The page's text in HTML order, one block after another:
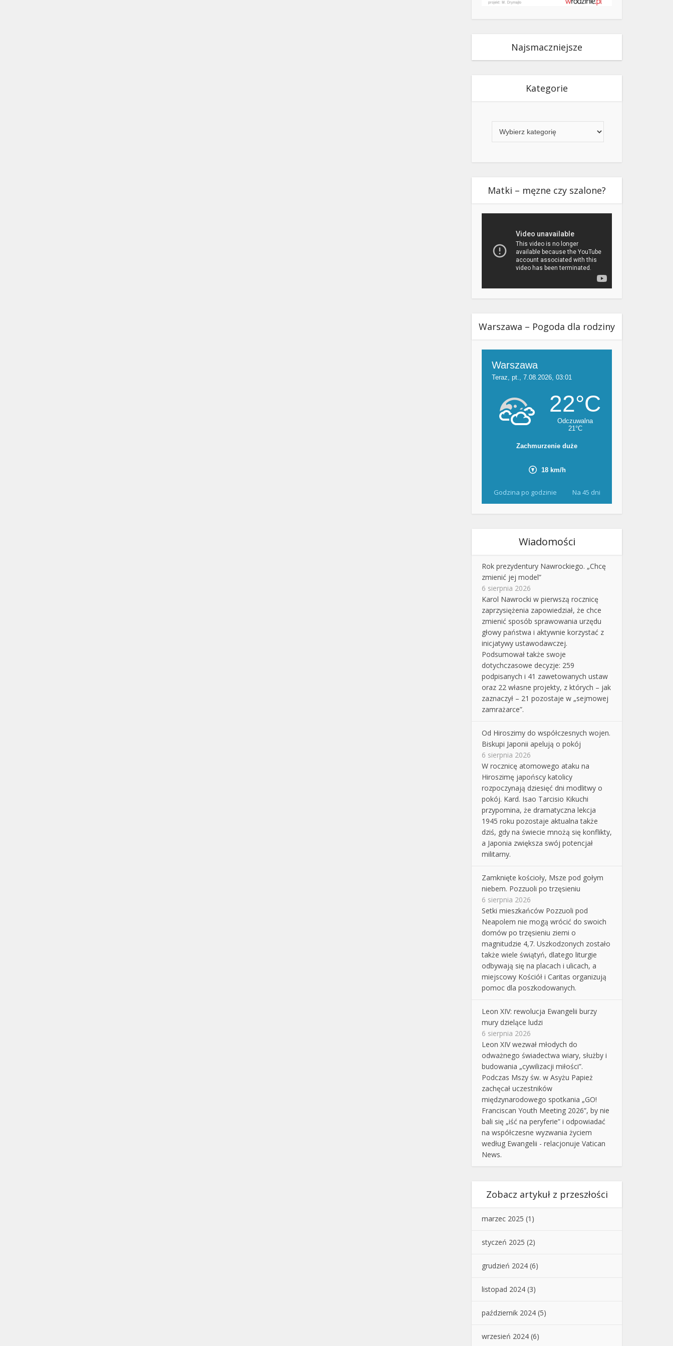
Najsmaczniejsze
Kategorie
Matki – męzne czy szalone?
Warszawa – Pogoda dla rodziny
Godzina po godzinie Na 45 dni
Wiadomości
Rok prezydentury Nawrockiego. „Chcę
zmienić jej model”
6 sierpnia 2026
Karol Nawrocki w pierwszą rocznicę
zaprzysiężenia zapowiedział, że chce
zmienić sposób sprawowania urzędu
głowy państwa i aktywnie korzystać z
inicjatywy ustawodawczej.
Podsumował także swoje
dotychczasowe decyzje: 259
podpisanych i 41 zawetowanych ustaw
oraz 22 własne projekty, z których – jak
zaznaczył – 21 pozostaje w „sejmowej
zamrażarce”.
Od Hiroszimy do współczesnych wojen.
Biskupi Japonii apelują o pokój
6 sierpnia 2026
W rocznicę atomowego ataku na
Hiroszimę japońscy katolicy
rozpoczynają dziesięć dni modlitwy o
pokój. Kard. Isao Tarcisio Kikuchi
przypomina, że dramatyczna lekcja
1945 roku pozostaje aktualna także
dziś, gdy na świecie mnożą się konflikty,
a Japonia zwiększa swój potencjał
militarny.
Zamknięte kościoły, Msze pod gołym
niebem. Pozzuoli po trzęsieniu
6 sierpnia 2026
Setki mieszkańców Pozzuoli pod
Neapolem nie mogą wrócić do swoich
domów po trzęsieniu ziemi o
magnitudzie 4,7. Uszkodzonych zostało
także wiele świątyń, dlatego liturgie
odbywają się na placach i ulicach, a
miejscowy Kościół i Caritas organizują
pomoc dla poszkodowanych.
Leon XIV: rewolucja Ewangelii burzy
mury dzielące ludzi
6 sierpnia 2026
Leon XIV wezwał młodych do
odważnego świadectwa wiary, służby i
budowania „cywilizacji miłości”.
Podczas Mszy św. w Asyżu Papież
zachęcał uczestników
międzynarodowego spotkania „GO!
Franciscan Youth Meeting 2026”, by nie
bali się „iść na peryferie” i odpowiadać
na współczesne wyzwania życiem
według Ewangelii - relacjonuje Vatican
News.
Zobacz artykuł z przeszłości
marzec 2025 (1)
styczeń 2025 (2)
grudzień 2024 (6)
listopad 2024 (3)
październik 2024 (5)
wrzesień 2024 (6)